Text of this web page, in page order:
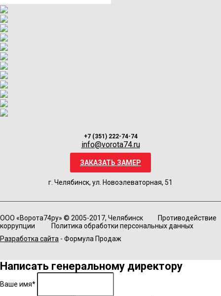
+7 (351) 222-74-74
info@vorota74.ru
ЗАКАЗАТЬ ЗАМЕР
г. Челябинск, ул. Новоэлеваторная, 51
ООО «Ворота74ру» © 2005-2017, Челябинск
Противодействие
коррупции
Политика обработки персональных данных
Разработка сайта - Формула Продаж
Написать генеральному директору
Ваше имя*